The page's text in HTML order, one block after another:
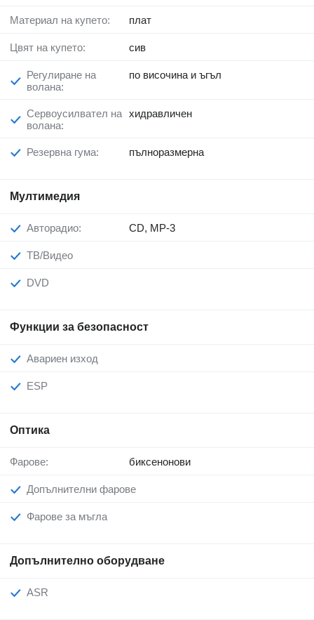
Материал на купето: плат
Цвят на купето: сив
Регулиране на
волана:
по височина и ъгъл
Сервоусилвател на
волана:
хидравличен
Резервна гума: пълноразмерна
Мултимедия
Авторадио: CD, MP-3
ТВ/Видео
DVD
Функции за безопасност
Авариен изход
ESP
Оптика
Фарове: биксенонови
Допълнителни фарове
Фарове за мъгла
Допълнително оборудване
ASR